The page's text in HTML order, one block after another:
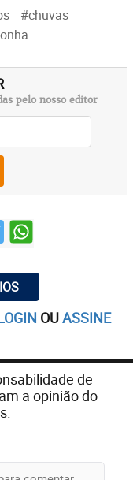
#chuvas
pelo nosso editor
OUASSINE
de
a opinião do